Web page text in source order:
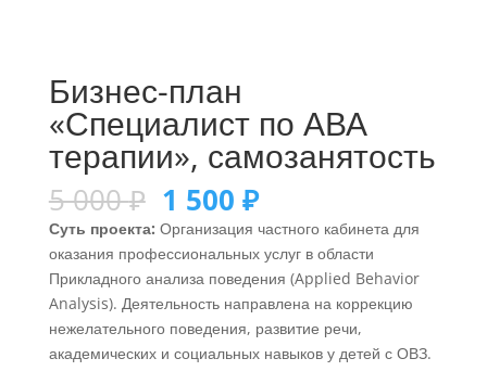
Бизнес-план
«Специалист по АВА
терапии», самозанятость
5 000₽ 1 500 ₽
Суть проекта: Организация частного кабинета для
оказания профессиональных услуг в области
Прикладного анализа поведения (Applied Behavior
Analysis). Деятельность направлена на коррекцию
нежелательного поведения, развитие речи,
академических и социальных навыков у детей с ОВЗ.